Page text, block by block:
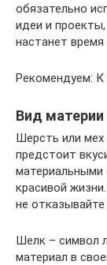
обязательно
идеи и
настанет
Рекомендуем: К
Вид материи
Шерсть или мех
предстоит
материальными
красивой
не
Шелк – символ
материал в